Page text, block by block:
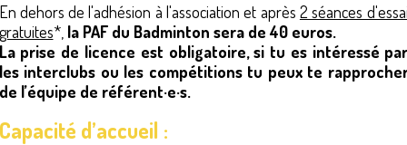
dehors de l'adhésion à l'association et après 2 séances
*, la PAF du Badminton sera de 40 euros.
prise de licence est obligatoire, si tu es intéressé
interclubs ou les compétitions tu peux te
l’équipe de référent·e·s.
d’accueil :